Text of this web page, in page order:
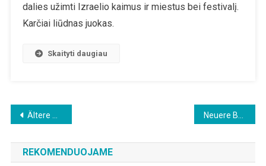
dalies užimti Izraelio kaimus ir miestus bei festivalį.
Karčiai liūdnas juokas.
Skaityti daugiau
Beitragsnavigation
Ältere Beiträge
REKOMENDUOJAME